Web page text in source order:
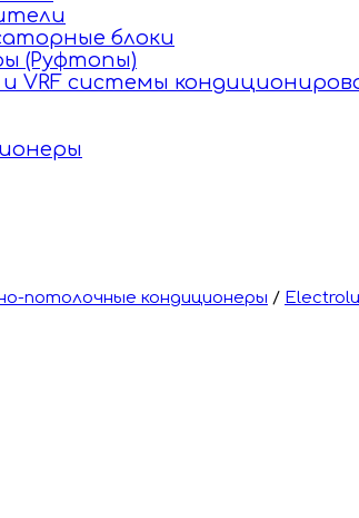
блоки
(Руфтопы)
VRF системы
потолочные кондиционеры /